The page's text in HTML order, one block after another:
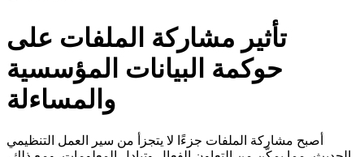
تأثير مشاركة الملفات على
حوكمة البيانات المؤسسية
والمساءلة
أصبح مشاركة الملفات جزءًا لا يتجزأ من سير العمل التنظيمي